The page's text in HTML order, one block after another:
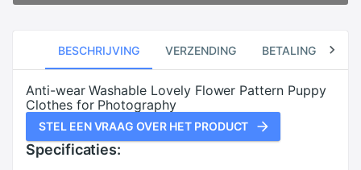
BESCHRIJVING VERZENDING BETALING
Anti-wear Washable Lovely Flower Pattern Puppy
Clothes for Photography
STEL EEN VRAAG OVER HET PRODUCT
Specificaties: